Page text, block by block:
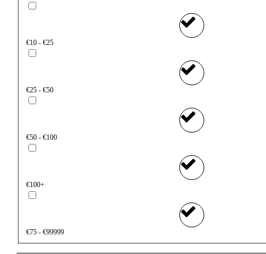
€10 - €25
€25 - €50
€50 - €100
€100+
€75 - €99999